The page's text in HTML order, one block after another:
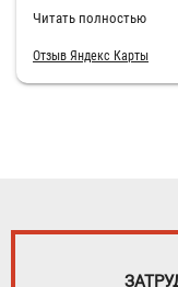
работу и заботу о
менеджерами и
Читать полностью
Отзыв Яндекс Карты